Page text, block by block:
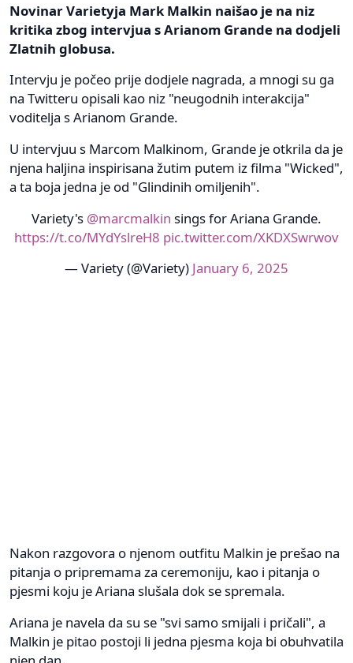
Novinar Varietyja Mark Malkin naišao je na niz
kritika zbog intervjua s Arianom Grande na dodjeli
Zlatnih globusa.
Intervju je počeo prije dodjele nagrada, a mnogi su ga
na Twitteru opisali kao niz "neugodnih interakcija"
voditelja s Arianom Grande.
U intervjuu s Marcom Malkinom, Grande je otkrila da je
njena haljina inspirisana žutim putem iz filma "Wicked",
a ta boja jedna je od "Glindinih omiljenih".
Variety's @marcmalkin sings for Ariana Grande.
https://t.co/MYdYslreH8 pic.twitter.com/XKDXSwrwov
— Variety (@Variety) January 6, 2025
Nakon razgovora o njenom outfitu Malkin je prešao na
pitanja o pripremama za ceremoniju, kao i pitanja o
pjesmi koju je Ariana slušala dok se spremala.
Ariana je navela da su se "svi samo smijali i pričali", a
Malkin je pitao postoji li jedna pjesma koja bi obuhvatila